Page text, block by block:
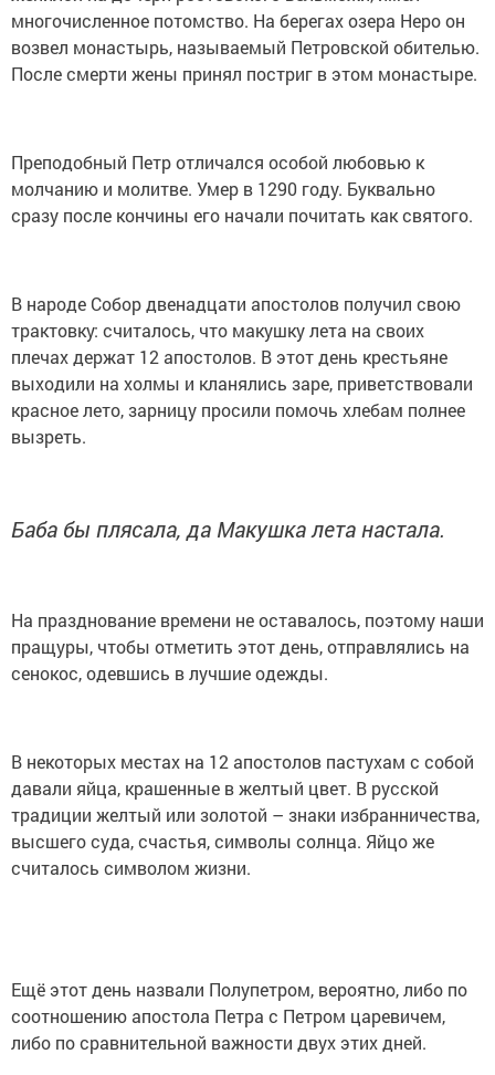
многочисленное потомство. На берегах озера Неро он
возвел монастырь, называемый Петровской обителью.
После смерти жены принял постриг в этом монастыре.
Преподобный Петр отличался особой любовью к
молчанию и молитве. Умер в 1290 году. Буквально
сразу после кончины его начали почитать как святого.
В народе Собор двенадцати апостолов получил свою
трактовку: считалось, что макушку лета на своих
плечах держат 12 апостолов. В этот день крестьяне
выходили на холмы и кланялись заре, приветствовали
красное лето, зарницу просили помочь хлебам полнее
вызреть.
Баба бы плясала, да Макушка лета настала.
На празднование времени не оставалось, поэтому наши
пращуры, чтобы отметить этот день, отправлялись на
сенокос, одевшись в лучшие одежды.
В некоторых местах на 12 апостолов пастухам с собой
давали яйца, крашенные в желтый цвет. В русской
традиции желтый или золотой – знаки избранничества,
высшего суда, счастья, символы солнца. Яйцо же
считалось символом жизни.
Ещё этот день назвали Полупетром, вероятно, либо по
соотношению апостола Петра с Петром царевичем,
либо по сравнительной важности двух этих дней.